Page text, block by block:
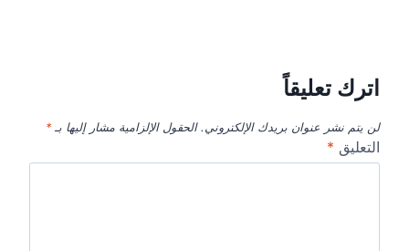
اترك تعليقاً
لن يتم نشر عنوان بريدك الإلكتروني. الحقول الإلزامية مشار إليها بـ*
التعليق *